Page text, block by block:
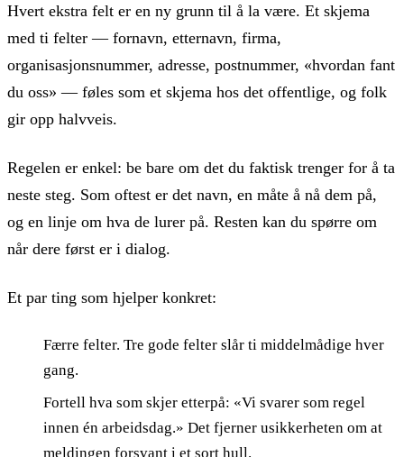
Hvert ekstra felt er en ny grunn til å la være. Et skjema
med ti felter — fornavn, etternavn, firma,
organisasjonsnummer, adresse, postnummer, «hvordan fant
du oss» — føles som et skjema hos det offentlige, og folk
gir opp halvveis.
Regelen er enkel: be bare om det du faktisk trenger for å ta
neste steg. Som oftest er det navn, en måte å nå dem på,
og en linje om hva de lurer på. Resten kan du spørre om
når dere først er i dialog.
Et par ting som hjelper konkret:
Færre felter. Tre gode felter slår ti middelmådige hver
gang.
Fortell hva som skjer etterpå: «Vi svarer som regel
innen én arbeidsdag.» Det fjerner usikkerheten om at
meldingen forsvant i et sort hull.